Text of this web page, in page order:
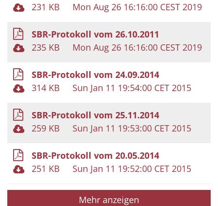
231 KB
Mon Aug 26 16:16:00 CEST 2019
SBR-Protokoll vom 26.10.2011
235 KB
Mon Aug 26 16:16:00 CEST 2019
SBR-Protokoll vom 24.09.2014
314 KB
Sun Jan 11 19:54:00 CET 2015
SBR-Protokoll vom 25.11.2014
259 KB
Sun Jan 11 19:53:00 CET 2015
SBR-Protokoll vom 20.05.2014
251 KB
Sun Jan 11 19:52:00 CET 2015
Mehr anzeigen